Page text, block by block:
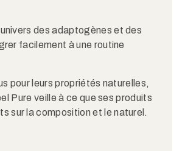
des adaptogènes et des
facilement à une routine
pour leurs propriétés naturelles,
Pure veille à ce que ses produits
sur la composition et le naturel.